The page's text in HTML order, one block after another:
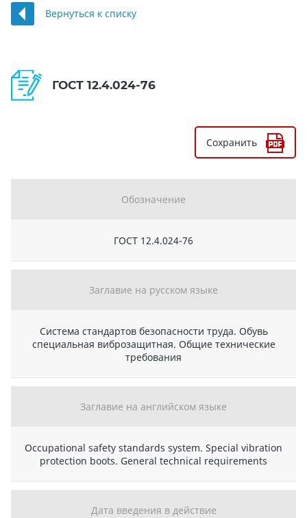
Вернуться к списку
ГОСТ 12.4.024-76
Сохранить
Обозначение
ГОСТ 12.4.024-76
Заглавие на русском языке
Система стандартов безопасности труда. Обувь
специальная виброзащитная. Общие технические
требования
Заглавие на английском языке
Occupational safety standards system. Special vibration
protection boots. General technical requirements
Дата введения в действие